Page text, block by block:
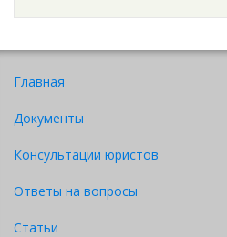
Главная
Документы
Консультации юристов
Ответы на вопросы
Статьи